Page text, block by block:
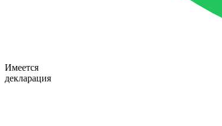
Имеется
декларация